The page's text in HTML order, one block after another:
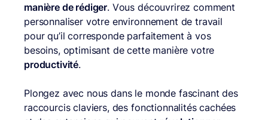
manière de rédiger. Vous découvrirez comment
personnaliser votre environnement de travail
pour qu’il corresponde parfaitement à vos
besoins, optimisant de cette manière votre
productivité.
Plongez avec nous dans le monde fascinant des
raccourcis claviers, des fonctionnalités cachées